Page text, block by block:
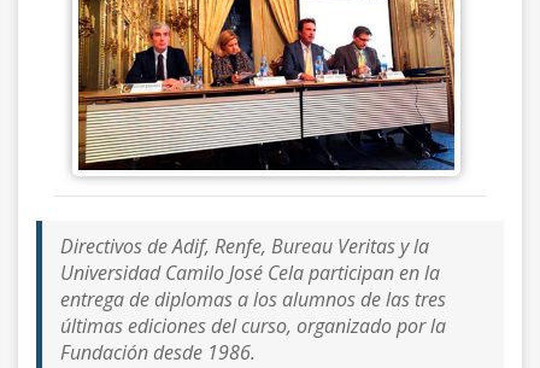
Directivos de Adif, Renfe, Bureau Veritas y la
Universidad Camilo José Cela participan en la
entrega de diplomas a los alumnos de las tres
últimas ediciones del curso, organizado por la
Fundación desde 1986.